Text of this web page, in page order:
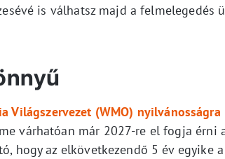
is válhatsz majd a felmelegedés
Világszervezet (WMO) nyilvánosságra
várhatóan már 2027-re el fogja érni
hogy az elkövetkezendő 5 év egyike